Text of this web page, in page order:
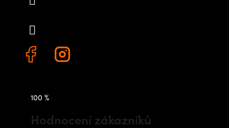
100 %
Hodnocení zákazníků